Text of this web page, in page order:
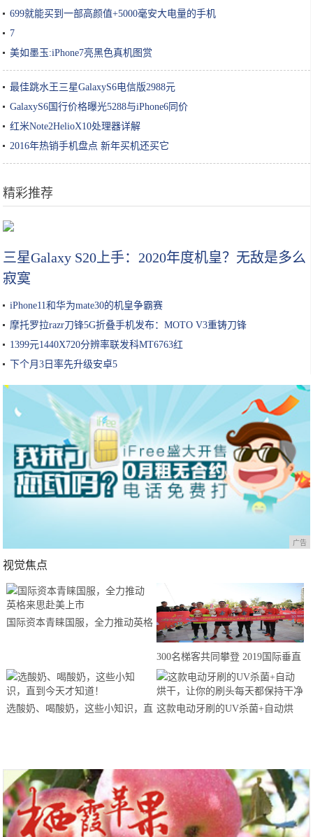
699就能买到一部高颜值+5000毫安大电量的手机
7
美如墨玉:iPhone7亮黑色真机图赏
最佳跳水王三星GalaxyS6电信版2988元
GalaxyS6国行价格曝光5288与iPhone6同价
红米Note2HelioX10处理器详解
2016年热销手机盘点 新年买机还买它
精彩推荐
三星Galaxy S20上手：2020年度机皇？无敌是多么
寂寞
iPhone11和华为mate30的机皇争霸赛
摩托罗拉razr刀锋5G折叠手机发布：MOTO V3重铸刀锋
1399元1440X720分辨率联发科MT6763红
下个月3日率先升级安卓5
广告
视觉焦点
国际资本青睐国服，全力推动英格
300名梯客共同攀登 2019国际垂直
马拉松超级精英赛顺德海骏达中心
站欢乐开跑
选酸奶、喝酸奶，这些小知识，直 这款电动牙刷的UV杀菌+自动烘